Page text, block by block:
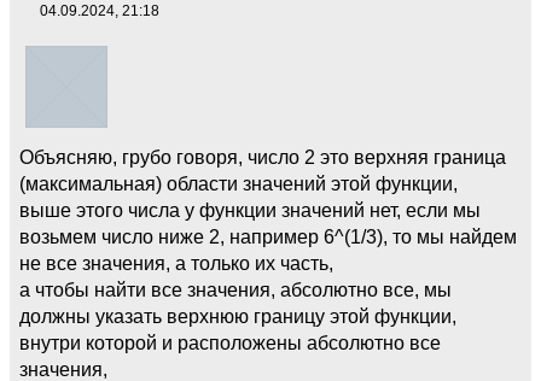
04.09.2024, 21:18
Объясняю, грубо говоря, число 2 это верхняя граница
(максимальная) области значений этой функции,
выше этого числа у функции значений нет, если мы
возьмем число ниже 2, например 6^(1/3), то мы найдем
не все значения, а только их часть,
а чтобы найти все значения, абсолютно все, мы
должны указать верхнюю границу этой функции,
внутри которой и расположены абсолютно все
значения,